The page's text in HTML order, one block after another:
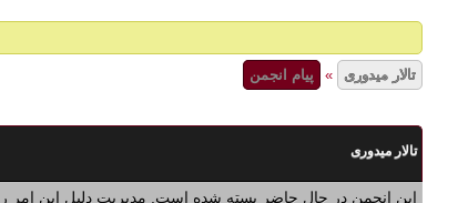
تالار میدوری » پیام انجمن
تالار میدوری
این انجمن در حال حاضر بسته شده است. مدیریت دلیل این امر